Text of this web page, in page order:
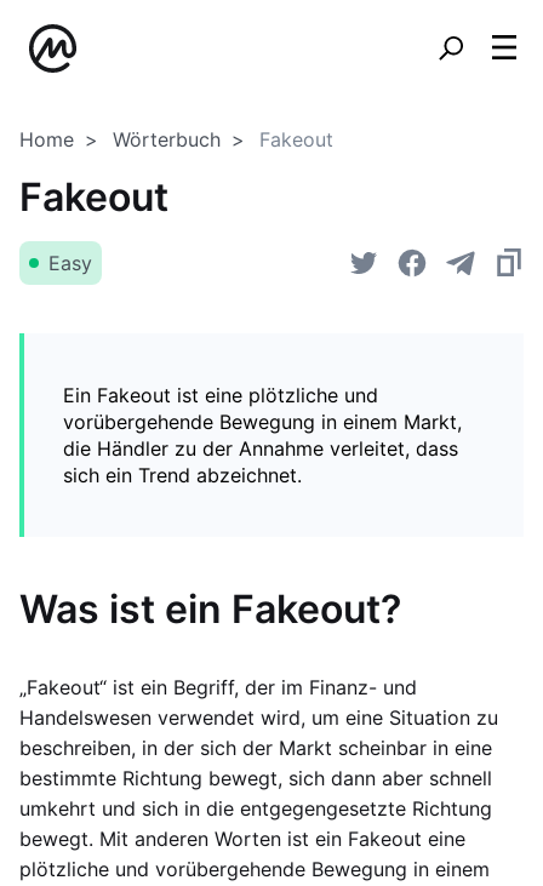
Home Wörterbuch Fakeout
Fakeout
Easy
Ein Fakeout ist eine plötzliche und
vorübergehende Bewegung in einem Markt,
die Händler zu der Annahme verleitet, dass
sich ein Trend abzeichnet.
Was ist ein Fakeout?
„Fakeout“ ist ein Begriff, der im Finanz- und
Handelswesen verwendet wird, um eine Situation zu
beschreiben, in der sich der Markt scheinbar in eine
bestimmte Richtung bewegt, sich dann aber schnell
umkehrt und sich in die entgegengesetzte Richtung
bewegt. Mit anderen Worten ist ein Fakeout eine
plötzliche und vorübergehende Bewegung in einem